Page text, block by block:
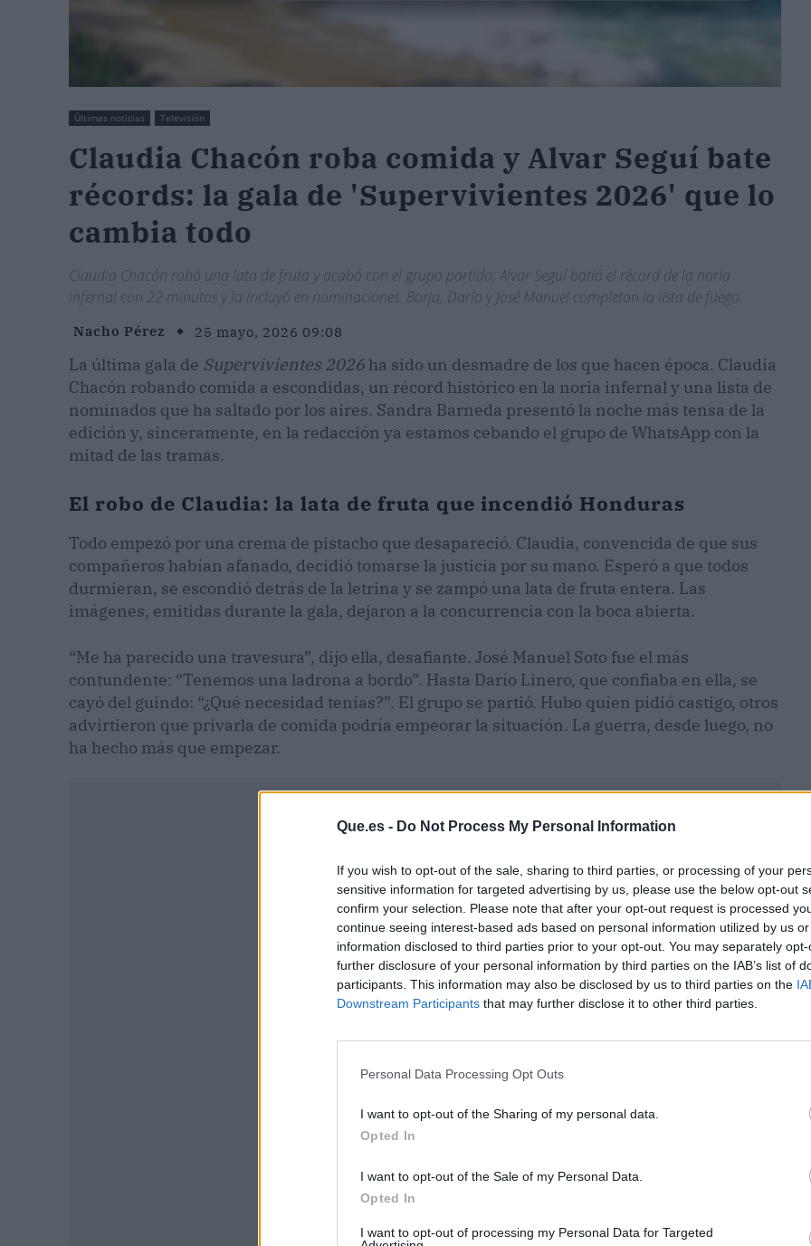
Que.es - Do Not Process My Personal Information
If you wish to opt-out of the sale, sharing to third parties, or processing of your
sensitive information for targeted advertising by us, please use the below opt-out
confirm your selection. Please note that after your opt-out request is processed
continue seeing interest-based ads based on personal information utilized by us
information disclosed to third parties prior to your opt-out. You may separately
further disclosure of your personal information by third parties on the IAB’s list of
participants. This information may also be disclosed by us to third parties on the
Downstream Participants that may further disclose it to other third parties.
Personal Data Processing Opt Outs
I want to opt-out of the Sharing of my personal data.
Opted In
I want to opt-out of the Sale of my Personal Data.
Opted In
I want to opt-out of processing my Personal Data for Targeted
Últimas noticias Televisión
Claudia Chacón roba comida y Alvar Seguí bate
récords: la gala de 'Supervivientes 2026' que lo
cambia todo
Claudia Chacón robó una lata de fruta y acabó con el grupo partido; Alvar Seguí batió el récord de la noria
infernal con 22 minutos y la incluyó en nominaciones. Borja, Darío y José Manuel completan la lista de fuego.
Nacho Pérez 25 mayo, 2026 09:08
La última gala de Supervivientes 2026 ha sido un desmadre de los que hacen época. Claudia
Chacón robando comida a escondidas, un récord histórico en la noria infernal y una lista de
nominados que ha saltado por los aires. Sandra Barneda presentó la noche más tensa de la
edición y, sinceramente, en la redacción ya estamos cebando el grupo de WhatsApp con la
mitad de las tramas.
El robo de Claudia: la lata de fruta que incendió Honduras
Todo empezó por una crema de pistacho que desapareció. Claudia, convencida de que sus
compañeros habían afanado, decidió tomarse la justicia por su mano. Esperó a que todos
durmieran, se escondió detrás de la letrina y se zampó una lata de fruta entera. Las
imágenes, emitidas durante la gala, dejaron a la concurrencia con la boca abierta.
“Me ha parecido una travesura”, dijo ella, desafiante. José Manuel Soto fue el más
contundente: “Tenemos una ladrona a bordo”. Hasta Darío Linero, que confiaba en ella, se
cayó del guindo: “¿Qué necesidad tenías?”. El grupo se partió. Hubo quien pidió castigo, otros
advirtieron que privarla de comida podría empeorar la situación. La guerra, desde luego, no
ha hecho más que empezar.